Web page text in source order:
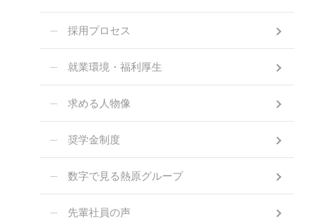
採用プロセス
就業環境・福利厚生
求める人物像
奨学金制度
数字で見る熱原グループ
先輩社員の声